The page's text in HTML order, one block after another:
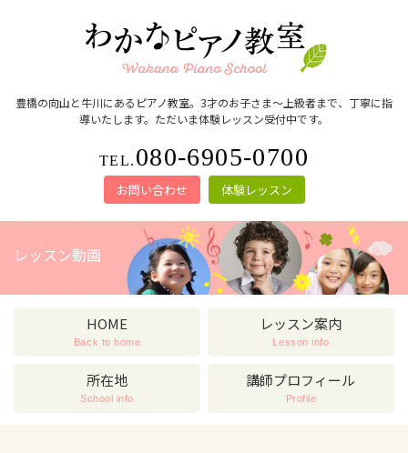
豊橋の向山と牛川にあるピアノ教室。3才のお子さま～上級者まで、丁寧に指
導いたします。ただいま体験レッスン受付中です。
TEL. 080-6905-0700
お問い合わせ 体験レッスン
レッスン動画
HOME
Back to home
レッスン案内
Lesson info
所在地
School info
講師プロフィール
Profile